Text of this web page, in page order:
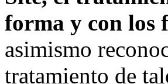
forma y con los
asimismo
tratamiento de